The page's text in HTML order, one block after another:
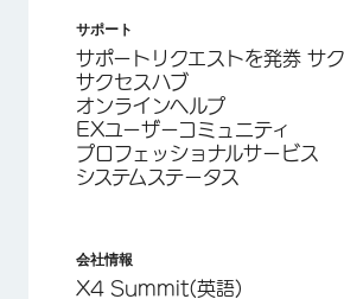
サポート
サポートリクエストを発券 サ
サクセスハブ
オンラインヘルプ
EXユーザーコミュニティ
プロフェッショナルサービス
システムステータス
会社情報
X4 Summit(英語)